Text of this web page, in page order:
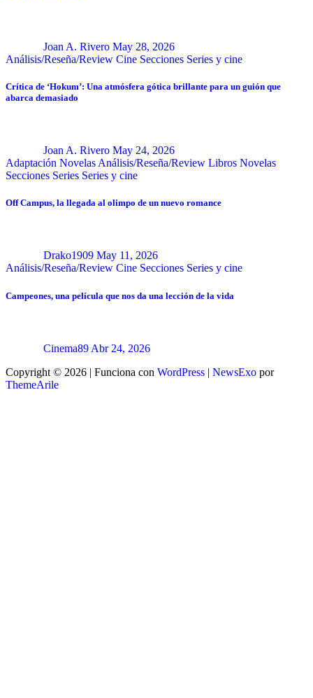
Joan A. Rivero May 28, 2026
Análisis/Reseña/Review Cine Secciones Series y cine
Crítica de ‘Hokum’: Una atmósfera gótica brillante para un guión que
abarca demasiado
Joan A. Rivero May 24, 2026
Adaptación Novelas Análisis/Reseña/Review Libros Novelas
Secciones Series Series y cine
Off Campus, la llegada al olimpo de un nuevo romance
Drako1909 May 11, 2026
Análisis/Reseña/Review Cine Secciones Series y cine
Campeones, una película que nos da una lección de la vida
Cinema89 Abr 24, 2026
Copyright © 2026 | Funciona con WordPress | NewsExo por
ThemeArile